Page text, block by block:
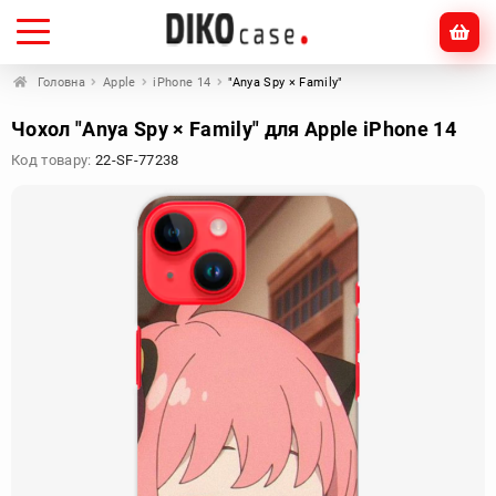
Головна Apple iPhone 14 "Anya Spy × Family"
Чохол "Anya Spy × Family" для Apple iPhone 14
Код товару: 22-SF-77238